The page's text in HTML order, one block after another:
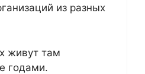
из разных
живут там
годами.